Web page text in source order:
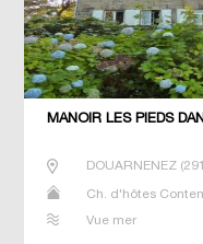
MANOIR LES PIEDS
DOUARNENEZ(
Ch. d'hôtes
Vue mer